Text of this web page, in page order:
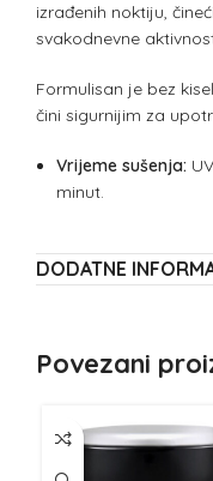
izrađenih noktiju,
svakodnevne
Formulisan je bez
čini sigurnijim za
Vrijeme sušenja:
minut.
DODATNE
Povezani